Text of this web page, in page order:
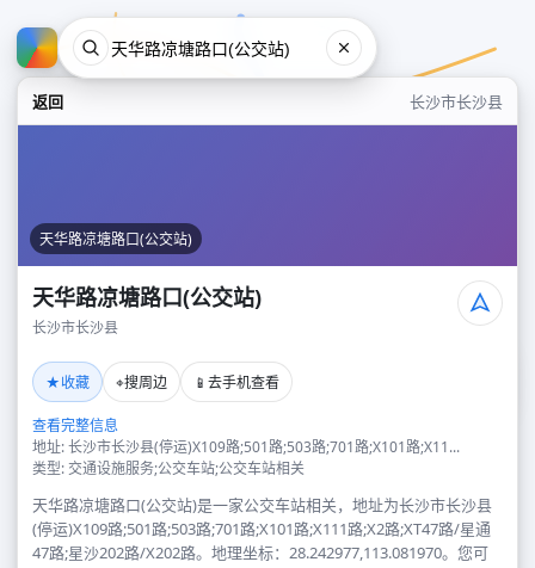
返回 长沙市长沙县
天华路凉塘路口(公交站)
天华路凉塘路口(公交站)
长沙市长沙县
★收藏 ⌖搜周边 📱 去手机查看
查看完整信息
地址: 长沙市长沙县(停运)X109路;501路;503路;701路;X101路;X11...
类型: 交通设施服务;公交车站;公交车站相关
天华路凉塘路口(公交站)是一家公交车站相关，地址为长沙市长沙县
(停运)X109路;501路;503路;701路;X101路;X111路;X2路;XT47路/星通
47路;星沙202路/X202路。地理坐标：28.242977,113.081970。您可